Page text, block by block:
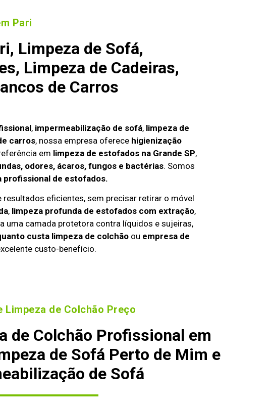
Pari
Limpeza de Sofá,
Limpeza de Cadeiras,
de Carros
, impermeabilização de sofá, limpeza de
carros, nossa empresa oferece higienização
em limpeza de estofados na Grande SP,
odores, ácaros, fungos e bactérias. Somos
profissional de estofados.
eficientes, sem precisar retirar o móvel
, limpeza profunda de estofados com extração,
uma camada protetora contra líquidos e sujeiras,
custa limpeza de colchão ou empresa de
custo-benefício.
Limpeza de Colchão Preço
de Colchão Profissional em
de Sofá Perto de Mim e
de Sofá